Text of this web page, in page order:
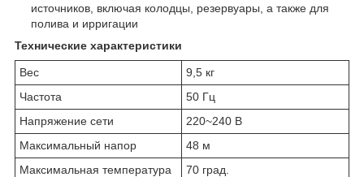
источников, включая колодцы, резервуары, а также для
полива и ирригации
Технические характеристики
Вес
9,5 кг
Частота
50 Гц
Напряжение сети
220~240 В
Максимальный напор
48 м
Максимальная температура
70 град.